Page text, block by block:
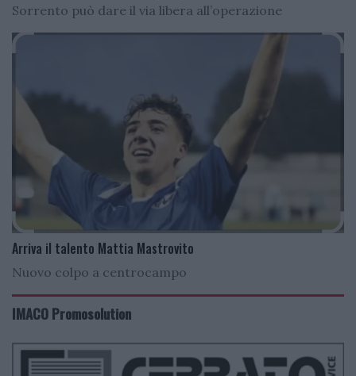
Sorrento può dare il via libera all’operazione
Arriva il talento Mattia Mastrovito
Nuovo colpo a centrocampo
IMACO Promosolution